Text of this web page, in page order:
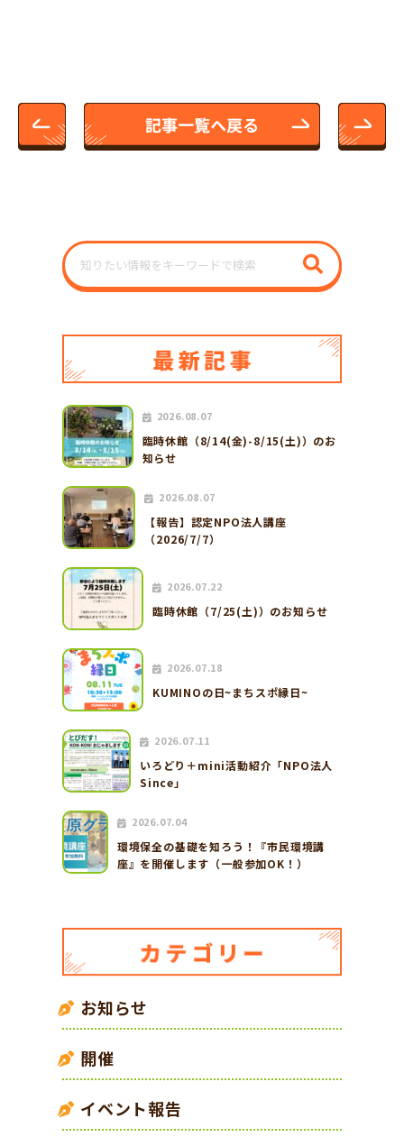
2026.08.07
臨時休館（8/14(金)-8/15(土)）のお
知らせ
2026.08.07
【報告】認定NPO法人講座
（2026/7/7）
2026.07.22
臨時休館（7/25(土)）のお知らせ
2026.07.18
KUMINOの日~まちスポ縁日~
2026.07.11
いろどり＋mini活動紹介「NPO法人
Since」
2026.07.04
環境保全の基礎を知ろう！『市民環境講
座』を開催します（一般参加OK！）
お知らせ
開催
イベント報告